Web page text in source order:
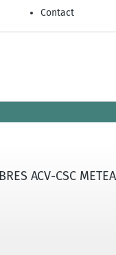
Contact
ACV-CSC METEA